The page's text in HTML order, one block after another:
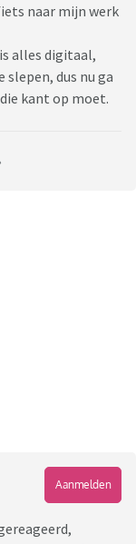
naar mijn werk
alles digitaal,
dus nu ga
kant op moet.
Aanmelden